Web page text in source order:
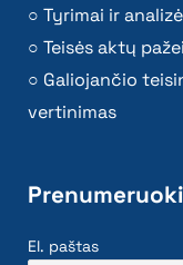
Tyrimai ir
Teisės aktų
Galiojančio
vertinimas
El. paštas